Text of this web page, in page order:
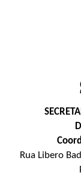
Rua Libero